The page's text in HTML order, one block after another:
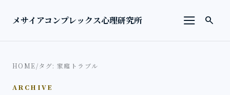
メサイアコンプレックス心理研究所
メニュー
検索を
search
HOME/タグ: 家庭トラブル
ARCHIVE